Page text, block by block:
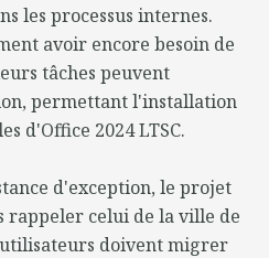
les processus internes.
avoir encore besoin de
tâches peuvent
permettant l'installation
d'Office 2024 LTSC.
d'exception, le projet
rappeler celui de la ville de
utilisateurs doivent migrer